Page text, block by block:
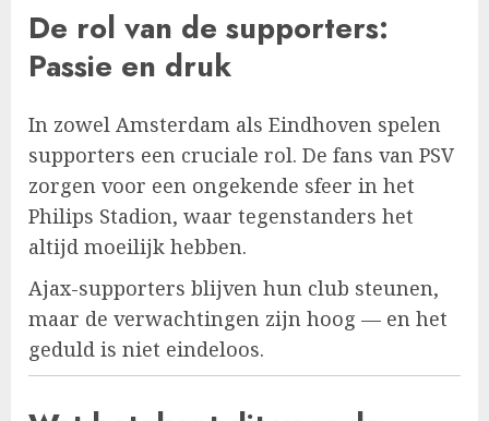
De rol van de supporters:
Passie en druk
In zowel Amsterdam als Eindhoven spelen
supporters een cruciale rol. De fans van PSV
zorgen voor een ongekende sfeer in het
Philips Stadion, waar tegenstanders het
altijd moeilijk hebben.
Ajax-supporters blijven hun club steunen,
maar de verwachtingen zijn hoog — en het
geduld is niet eindeloos.